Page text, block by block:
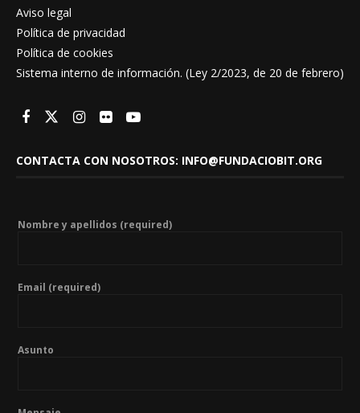
Aviso legal
Política de privacidad
Política de cookies
Sistema interno de información. (Ley 2/2023, de 20 de febrero)
CONTACTA CON NOSOTROS: INFO@FUNDACIOBIT.ORG
Nombre y apellidos (required)
Email (required)
Asunto